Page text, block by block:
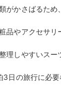
がかさばるため
品やアクセサリ
理しやすいスー
3日の旅行に必